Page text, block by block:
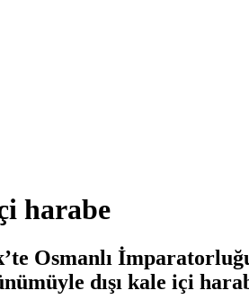
harabe
Osmanlı
dışı kale içi